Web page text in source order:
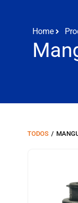
Home
TODOS /